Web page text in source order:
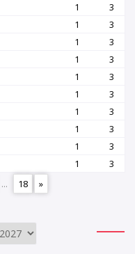
1
3
1
3
1
3
1
3
1
3
1
3
1
3
1
3
1
3
1
3
... 18 »